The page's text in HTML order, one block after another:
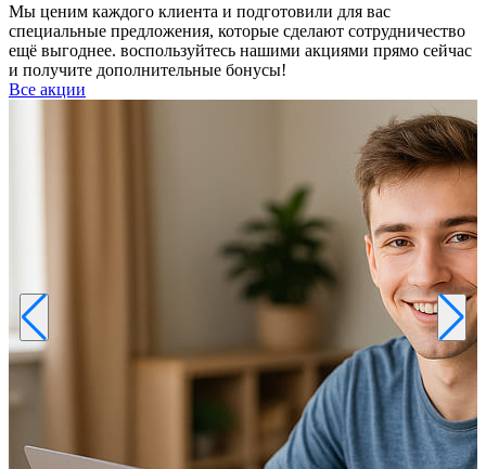
Мы ценим каждого клиента и подготовили для вас
специальные предложения, которые сделают сотрудничество
ещё выгоднее. воспользуйтесь нашими акциями прямо сейчас
и получите дополнительные бонусы!
Все акции